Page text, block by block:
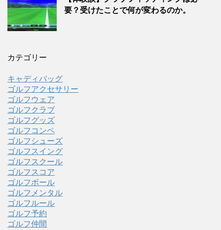
要？受けたことで何が変わるのか。
カテゴリー
キャディバッグ
ゴルフアクセサリー
ゴルフウェア
ゴルフクラブ
ゴルフグッズ
ゴルフコンペ
ゴルフシューズ
ゴルフスイング
ゴルフスクール
ゴルフスコア
ゴルフボール
ゴルフメンタル
ゴルフルール
ゴルフ予約
ゴルフ仲間